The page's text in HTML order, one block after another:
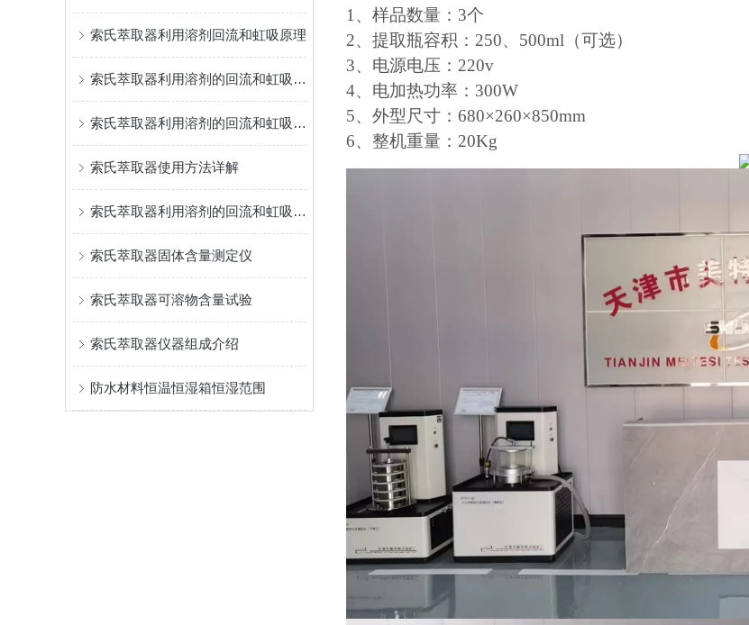
索氏萃取器利用溶剂回流和虹吸原理
索氏萃取器利用溶剂的回流和虹吸原理介绍
索氏萃取器利用溶剂的回流和虹吸原理试验原理介绍
索氏萃取器使用方法详解
索氏萃取器利用溶剂的回流和虹吸原理
索氏萃取器固体含量测定仪
索氏萃取器可溶物含量试验
索氏萃取器仪器组成介绍
防水材料恒温恒湿箱恒湿范围
1、样品数量：3个
2、提取瓶容积：250、500ml（可选）
3、电源电压：220v
4、电加热功率：300W
5、外型尺寸：680×260×850mm
6、整机重量：20Kg